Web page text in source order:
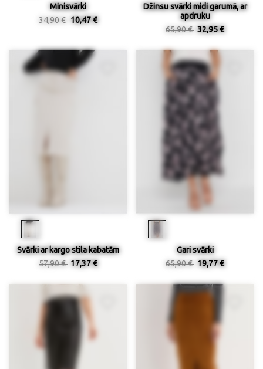
Minisvārki
34,90 € 10,47 €
Džinsu svārki midi garumā, ar
apdruku
65,90 € 32,95 €
Svārki ar kargo stila kabatām
57,90 € 17,37 €
Gari svārki
65,90 € 19,77 €